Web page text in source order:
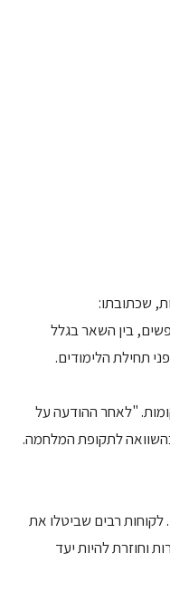
שכתובתו:
בין השאר בגלל
תחילת הלימודים.
מקומות. "לאחר ההודעה על
וההזמנות, בהשוואה לתקופת המלחמה.
לקוחות רבים שביטלו את
וחוזרת להיות יעד